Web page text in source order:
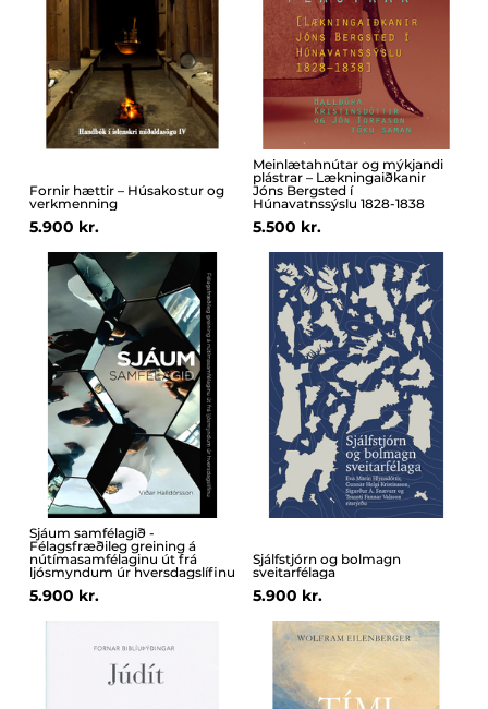
Fornir hættir – Húsakostur og
verkmenning
5.900 kr.
Meinlætahnútar og mýkjandi
plástrar – Lækningaiðkanir
Jóns Bergsted í
Húnavatnssýslu 1828-1838
5.500 kr.
Sjáum samfélagið -
Félagsfræðileg greining á
nútímasamfélaginu út frá
ljósmyndum úr hversdagslífinu
5.900 kr.
Sjálfstjórn og bolmagn
sveitarfélaga
5.900 kr.